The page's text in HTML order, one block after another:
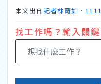
本文出自 記者林育如．
找工作嗎？輸入關